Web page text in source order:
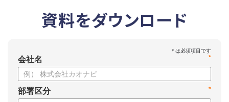
資料をダウンロード
*
会社名
*
部署区分